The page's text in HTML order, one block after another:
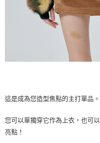
這是成為您造型焦點的主打單品。
您可以單獨穿它作為上衣，也可
亮點！